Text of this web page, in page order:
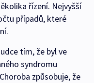
řízení. Nejvyšší
případů, které
tím, že byl ve
syndromu
způsobuje, že